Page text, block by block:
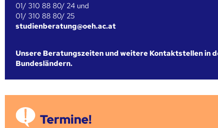
01/ 310 88 80/ 24 und
01/ 310 88 80/ 25
studienberatung@oeh.ac.at
Unsere Beratungszeiten und weitere Kontaktstellen in
Bundesländern.
Termine!